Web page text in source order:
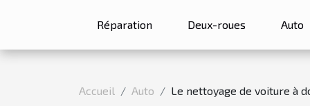
Réparation Deux-roues Auto
Accueil Auto Le nettoyage de voiture à